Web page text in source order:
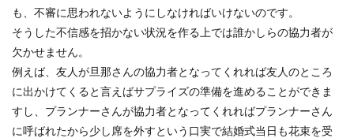
も、不審に思われないようにしなければいけないのです。
そうした不信感を招かない状況を作る上では誰かしらの協力者が
欠かせません。
例えば、友人が旦那さんの協力者となってくれれば友人のところ
に出かけてくると言えばサプライズの準備を進めることができま
すし、プランナーさんが協力者となってくれればプランナーさん
に呼ばれたから少し席を外すという口実で結婚式当日も花束を受